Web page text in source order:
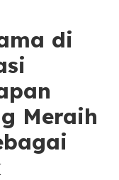
di
Meraih